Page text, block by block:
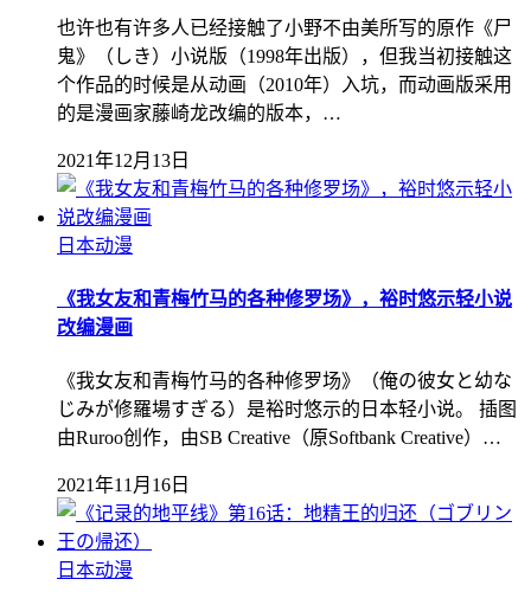
也许也有许多人已经接触了小野不由美所写的原作《尸
鬼》（しき）小说版（1998年出版），但我当初接触这
个作品的时候是从动画（2010年）入坑，而动画版采用
的是漫画家藤崎龙改编的版本，…
2021年12月13日
日本动漫
《我女友和青梅竹马的各种修罗场》，裕时悠示轻小说
改编漫画
《我女友和青梅竹马的各种修罗场》（俺の彼女と幼な
じみが修羅場すぎる）是裕时悠示的日本轻小说。 插图
由Ruroo创作，由SB Creative（原Softbank Creative）…
2021年11月16日
日本动漫